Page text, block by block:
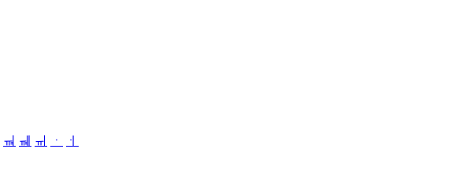
ㆊ ㆋ ㆌ ㆍ
ㆎ